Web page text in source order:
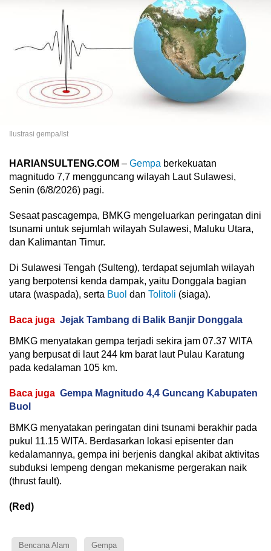
Ilustrasi gempa/Ist
HARIANSULTENG.COM – Gempa berkekuatan
magnitudo 7,7 mengguncang wilayah Laut Sulawesi,
Senin (6/8/2026) pagi.
Sesaat pascagempa, BMKG mengeluarkan peringatan dini
tsunami untuk sejumlah wilayah Sulawesi, Maluku Utara,
dan Kalimantan Timur.
Di Sulawesi Tengah (Sulteng), terdapat sejumlah wilayah
yang berpotensi kenda dampak, yaitu Donggala bagian
utara (waspada), serta Buol dan Tolitoli (siaga).
Baca juga Jejak Tambang di Balik Banjir Donggala
BMKG menyatakan gempa terjadi sekira jam 07.37 WITA
yang berpusat di laut 244 km barat laut Pulau Karatung
pada kedalaman 105 km.
Baca juga Gempa Magnitudo 4,4 Guncang Kabupaten
Buol
BMKG menyatakan peringatan dini tsunami berakhir pada
pukul 11.15 WITA. Berdasarkan lokasi episenter dan
kedalamannya, gempa ini berjenis dangkal akibat aktivitas
subduksi lempeng dengan mekanisme pergerakan naik
(thrust fault).
(Red)
Bencana Alam Gempa